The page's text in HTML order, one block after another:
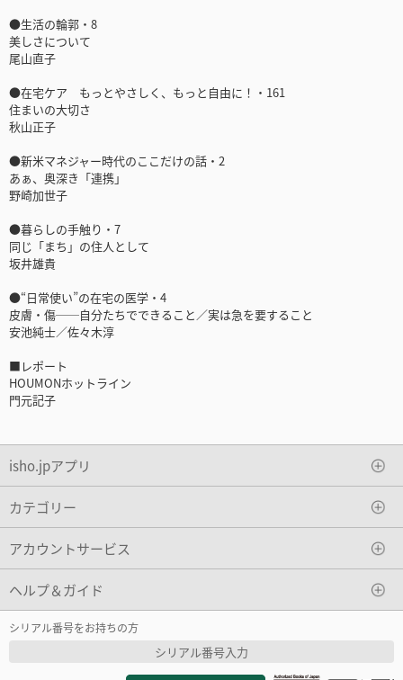
●生活の輪郭・8
美しさについて
尾山直子
●在宅ケア もっとやさしく、もっと自由に！・161
住まいの大切さ
秋山正子
●新米マネジャー時代のここだけの話・2
あぁ、奥深き「連携」
野崎加世子
●暮らしの手触り・7
同じ「まち」の住人として
坂井雄貴
●“日常使い”の在宅の医学・4
皮膚・傷──自分たちでできること／実は急を要すること
安池純士／佐々木淳
■レポート
HOUMONホットライン
門元記子
isho.jpアプリ
カテゴリー
アカウントサービス
ヘルプ＆ガイド
シリアル番号をお持ちの方
シリアル番号入力